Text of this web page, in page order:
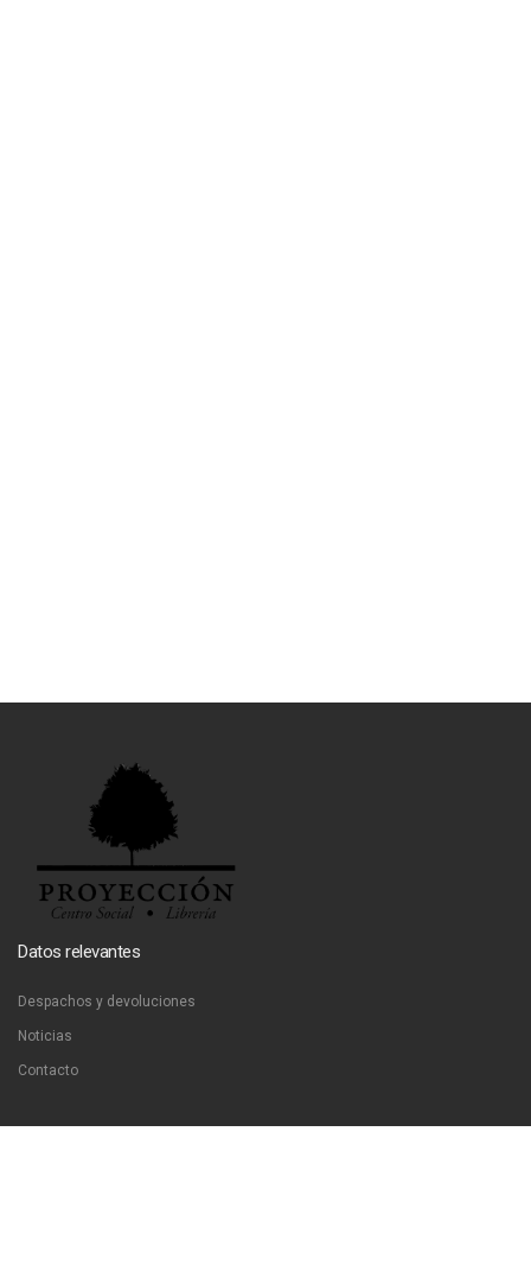
Datos relevantes
Despachos y devoluciones
Noticias
Contacto
Contáctanos